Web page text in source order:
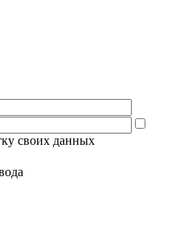
своих данных